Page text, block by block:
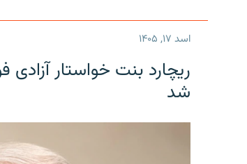
اسد ۱۷, ۱۴۰۵
ریچارد بنت خواستار
شد